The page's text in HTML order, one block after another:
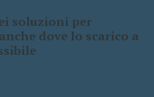
soluzioni per
dove lo scarico a